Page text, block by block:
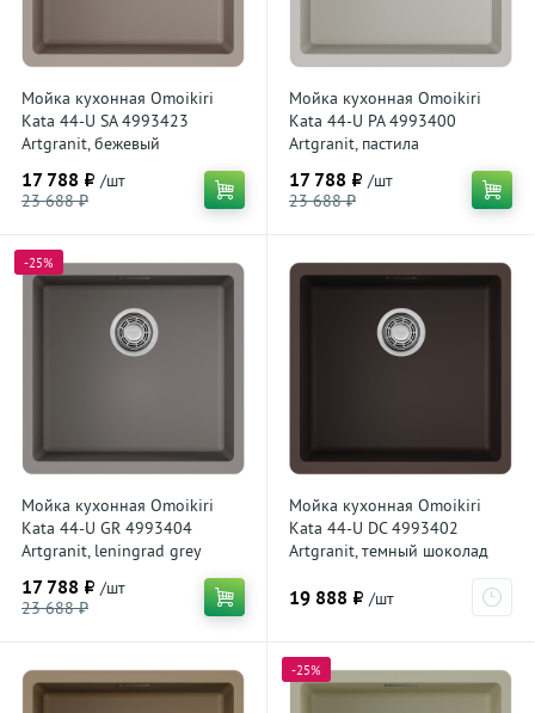
Мойка кухонная Omoikiri
Kata 44-U SA 4993423
Artgranit, бежевый
17 788 ₽ /шт
23 688 ₽
Мойка кухонная Omoikiri
Kata 44-U PA 4993400
Artgranit, пастила
17 788 ₽ /шт
23 688 ₽
-25%
Мойка кухонная Omoikiri
Kata 44-U GR 4993404
Artgranit, leningrad grey
17 788 ₽ /шт
23 688 ₽
Мойка кухонная Omoikiri
Kata 44-U DC 4993402
Artgranit, темный шоколад
19 888 ₽ /шт
-25%